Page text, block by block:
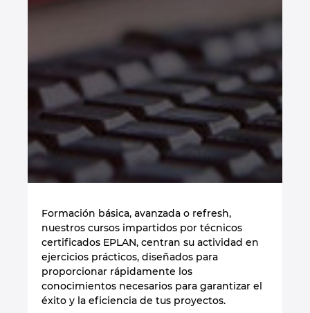
Formación básica, avanzada o refresh,
nuestros cursos impartidos por técnicos
certificados EPLAN, centran su actividad en
ejercicios prácticos, diseñados para
proporcionar rápidamente los
conocimientos necesarios para garantizar el
éxito y la eficiencia de tus proyectos.
United Arab Emirates
United Kingdom
United States